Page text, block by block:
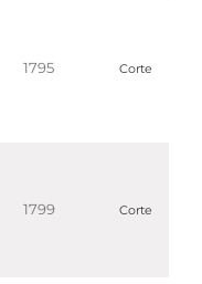
1795 Corte
1799 Corte